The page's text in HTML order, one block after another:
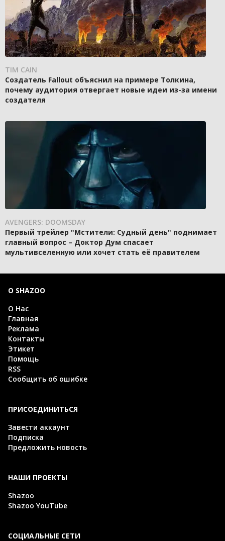
TIM CAIN
Создатель Fallout объяснил на примере Толкина,
почему аудитория отвергает новые идеи из-за имени
создателя
AVENGERS: DOOMSDAY
Первый трейлер "Мстители: Судный день" поднимает
главный вопрос – Доктор Дум спасает
мультивселенную или хочет стать её правителем
О SHAZOO
О Нас
Главная
Реклама
Контакты
Этикет
Помощь
RSS
Сообщить об ошибке
ПРИСОЕДИНИТЬСЯ
Завести аккаунт
Подписка
Предложить новость
НАШИ ПРОЕКТЫ
Shazoo
Shazoo YouTube
СОЦИАЛЬНЫЕ СЕТИ